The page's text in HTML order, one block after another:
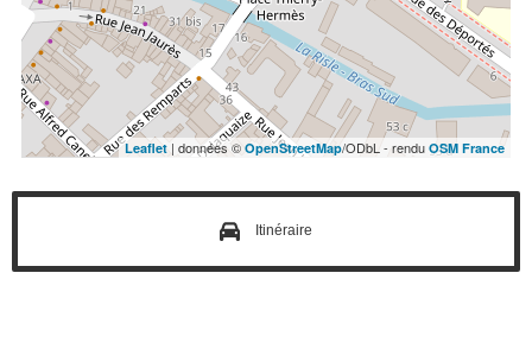
Leaflet | données © OpenStreetMap/ODbL - rendu OSM France
Itinéraire